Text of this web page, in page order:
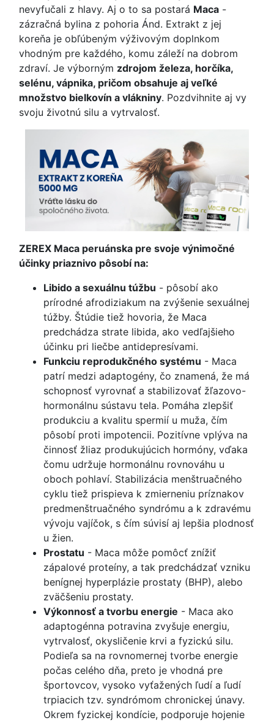
nevyfučali z hlavy. Aj o to sa postará Maca -
zázračná bylina z pohoria Ánd. Extrakt z jej
koreňa je obľúbeným výživovým doplnkom
vhodným pre každého, komu záleží na dobrom
zdraví. Je výborným zdrojom železa, horčíka,
selénu, vápnika, pričom obsahuje aj veľké
množstvo bielkovín a vlákniny. Pozdvihnite aj vy
svoju životnú silu a vytrvalosť.
ZEREX Maca peruánska pre svoje výnimočné
účinky priaznivo pôsobí na:
Libido a sexuálnu túžbu - pôsobí ako
prírodné afrodiziakum na zvýšenie sexuálnej
túžby. Štúdie tiež hovoria, že Maca
predchádza strate libida, ako vedľajšieho
účinku pri liečbe antidepresívami.
Funkciu reprodukčného systému - Maca
patrí medzi adaptogény, čo znamená, že má
schopnosť vyrovnať a stabilizovať žľazovo-
hormonálnu sústavu tela. Pomáha zlepšiť
produkciu a kvalitu spermií u muža, čím
pôsobí proti impotencii. Pozitívne vplýva na
činnosť žliaz produkujúcich hormóny, vďaka
čomu udržuje hormonálnu rovnováhu u
oboch pohlaví. Stabilizácia menštruačného
cyklu tiež prispieva k zmierneniu príznakov
predmenštruačného syndrómu a k zdravému
vývoju vajíčok, s čím súvisí aj lepšia plodnosť
u žien.
Prostatu - Maca môže pomôcť znížiť
zápalové proteíny, a tak predchádzať vzniku
benígnej hyperplázie prostaty (BHP), alebo
zväčšeniu prostaty.
Výkonnosť a tvorbu energie - Maca ako
adaptogénna potravina zvyšuje energiu,
vytrvalosť, okysličenie krvi a fyzickú silu.
Podieľa sa na rovnomernej tvorbe energie
počas celého dňa, preto je vhodná pre
športovcov, vysoko vyťažených ľudí a ľudí
trpiacich tzv. syndrómom chronickej únavy.
Okrem fyzickej kondície, podporuje hojenie